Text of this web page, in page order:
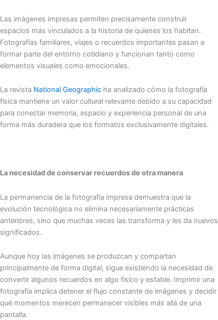
Las imágenes impresas permiten precisamente construir
espacios más vinculados a la historia de quienes los habitan.
Fotografías familiares, viajes o recuerdos importantes pasan a
formar parte del entorno cotidiano y funcionan tanto como
elementos visuales como emocionales.
La revista National Geographic ha analizado cómo la fotografía
física mantiene un valor cultural relevante debido a su capacidad
para conectar memoria, espacio y experiencia personal de una
forma más duradera que los formatos exclusivamente digitales.
La necesidad de conservar recuerdos de otra manera
La permanencia de la fotografía impresa demuestra que la
evolución tecnológica no elimina necesariamente prácticas
anteriores, sino que muchas veces las transforma y les da nuevos
significados.
Aunque hoy las imágenes se produzcan y compartan
principalmente de forma digital, sigue existiendo la necesidad de
convertir algunos recuerdos en algo físico y estable. Imprimir una
fotografía implica detener el flujo constante de imágenes y decidir
qué momentos merecen permanecer visibles más allá de una
pantalla.